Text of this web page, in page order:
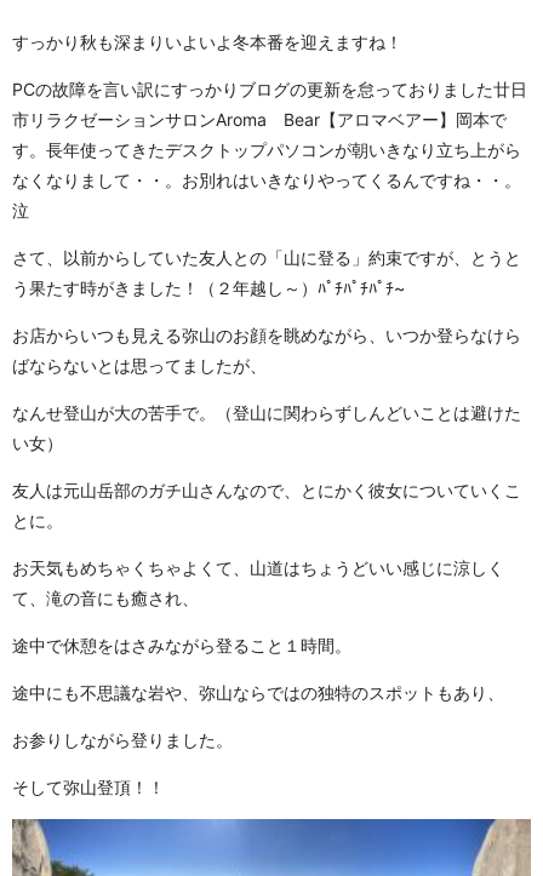
すっかり秋も深まりいよいよ冬本番を迎えますね！
PCの故障を言い訳にすっかりブログの更新を怠っておりました廿日
市リラクゼーションサロンAroma Bear【アロマベアー】岡本で
す。長年使ってきたデスクトップパソコンが朝いきなり立ち上がら
なくなりまして・・。お別れはいきなりやってくるんですね・・。
泣
さて、以前からしていた友人との「山に登る」約束ですが、とうと
う果たす時がきました！（２年越し～）ﾊﾟﾁﾊﾟﾁﾊﾟﾁ~
お店からいつも見える弥山のお顔を眺めながら、いつか登らなけら
ばならないとは思ってましたが、
なんせ登山が大の苦手で。（登山に関わらずしんどいことは避けた
い女）
友人は元山岳部のガチ山さんなので、とにかく彼女についていくこ
とに。
お天気もめちゃくちゃよくて、山道はちょうどいい感じに涼しく
て、滝の音にも癒され、
途中で休憩をはさみながら登ること１時間。
途中にも不思議な岩や、弥山ならではの独特のスポットもあり、
お参りしながら登りました。
そして弥山登頂！！